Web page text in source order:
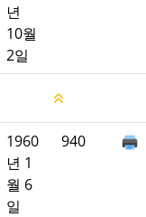
년
10월
2일
1960
년 1
월 6
일
940